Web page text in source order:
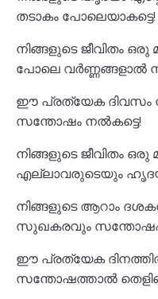
തടാകം പോലെയാകട്ടെ!
നിങ്ങളുടെ ജീവിതം ഒരു
പോലെ വർണ്ണങ്ങളാൽ
ഈ പ്രത്യേക ദിവസം
സന്തോഷം നൽകട്ടെ!
നിങ്ങളുടെ ജീവിതം
എല്ലാവരുടെയും
നിങ്ങളുടെ ആറാം
സുഖകരവും
ഈ പ്രത്യേക
സന്തോഷത്താൽ